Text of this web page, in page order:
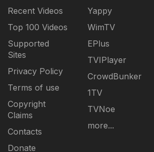
Recent Videos
Top 100 Videos
Supported
Sites
Privacy Policy
Terms of use
Copyright
Claims
Contacts
Donate
Yappy
WimTV
EPlus
TVIPlayer
CrowdBunker
1TV
TVNoe
more...